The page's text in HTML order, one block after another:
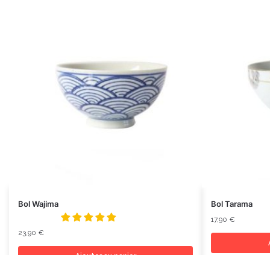
Bol Wajima
23,90 €
Bol Tarama
17,90 €